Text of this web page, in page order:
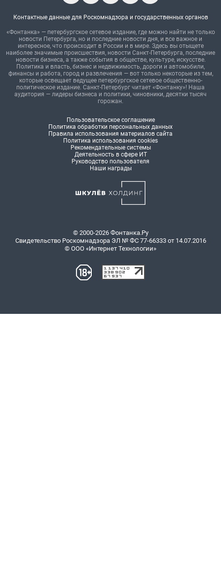
Контактные данные для Роскомнадзора и государственных органов
«Фонтанка» — петербургское сетевое издание, где можно найти не только
новости Петербурга, но и последние новости дня, и все важное и
интересное, что происходит в России и в мире. Здесь вы отыщете
наиболее значимые происшествия, новости Санкт-Петербурга, последние
новости бизнеса, а также события в обществе, культуре, искусстве.
Политика и власть, бизнес и недвижимость, дороги и автомобили,
финансы и работа, город и развлечения — вот только некоторые из тем,
которые освещает ведущее петербургское сетевое общественно-
политическое издание. Санкт-Петербург читает «Фонтанку»! Наша
аудитория — лидеры бизнеса и политики, чиновники, десятки тысяч
горожан.
Пользовательское соглашение
Политика обработки персональных данных
Правила использования материалов сайта
Политика использования cookies
Рекомендательные системы
Деятельность в сфере ИТ
Руководство пользователя
Наши награды
© 2000-2026 Фонтанка.Ру
Свидетельство Роскомнадзора ЭЛ № ФС 77-66333 от 14.07.2016
© ООО «Интернет Технологии»